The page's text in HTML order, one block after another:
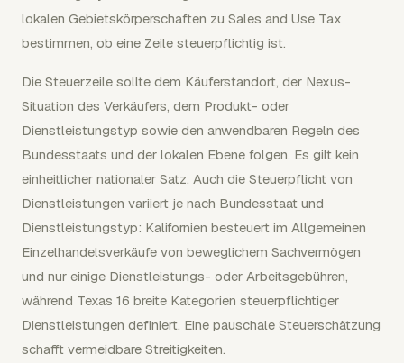
lokalen Gebietskörperschaften zu Sales and Use Tax
bestimmen, ob eine Zeile steuerpflichtig ist.
Die Steuerzeile sollte dem Käuferstandort, der Nexus-
Situation des Verkäufers, dem Produkt- oder
Dienstleistungstyp sowie den anwendbaren Regeln des
Bundesstaats und der lokalen Ebene folgen. Es gilt kein
einheitlicher nationaler Satz. Auch die Steuerpflicht von
Dienstleistungen variiert je nach Bundesstaat und
Dienstleistungstyp: Kalifornien besteuert im Allgemeinen
Einzelhandelsverkäufe von beweglichem Sachvermögen
und nur einige Dienstleistungs- oder Arbeitsgebühren,
während Texas 16 breite Kategorien steuerpflichtiger
Dienstleistungen definiert. Eine pauschale Steuerschätzung
schafft vermeidbare Streitigkeiten.